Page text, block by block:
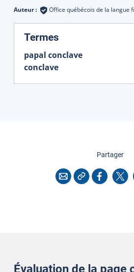
Auteur : Office québécois de la langue
Termes
papal conclave
conclave
Partager
CourrielCopier l'adresse
Facebook
X
Évaluation de la page